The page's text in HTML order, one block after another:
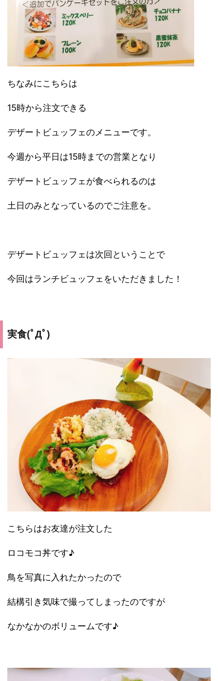
ちなみにこちらは
15時から注文できる
デザートビュッフェのメニューです。
今週から平日は15時までの営業となり
デザートビュッフェが食べられるのは
土日のみとなっているのでご注意を。
デザートビュッフェは次回ということで
今回はランチビュッフェをいただきました！
実食(ﾟДﾟ)
こちらはお友達が注文した
ロコモコ丼です♪
鳥を写真に入れたかったので
結構引き気味で撮ってしまったのですが
なかなかのボリュームです♪